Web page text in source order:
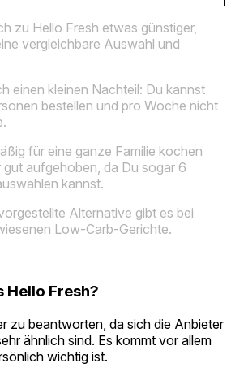
zu Hello Fresh etwas günstiger,
vergleichbare Auswahl und
einen kleinen Nachteil: Du kannst
bestellen und pro Woche nicht
für eine ganze Familie kochen
aufgehoben, da Du sogar 6
kannst.
Alternative gibt es bei
Low-Carb-Gerichte.
Hello Fresh?
zu beantworten, da sich die Anbieter
ähnlich sind. Es kommt vor allem
wichtig ist.